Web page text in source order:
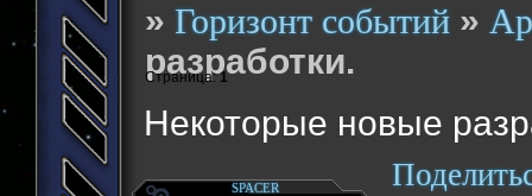
»Горизонт событий »
разработки.
Некоторые новые
Страница:1
SPACER